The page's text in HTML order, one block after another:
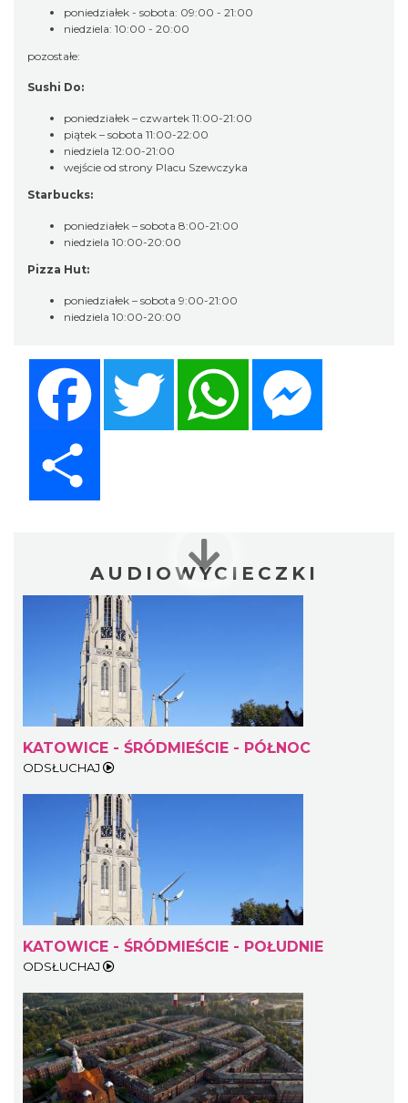
poniedziałek - sobota: 09:00 - 21:00
niedziela: 10:00 - 20:00
pozostałe:
Sushi Do:
poniedziałek – czwartek 11:00-21:00
piątek – sobota 11:00-22:00
niedziela 12:00-21:00
wejście od strony Placu Szewczyka
Starbucks:
poniedziałek – sobota 8:00-21:00
niedziela 10:00-20:00
Pizza Hut:
poniedziałek – sobota 9:00-21:00
niedziela 10:00-20:00
Twitter WhatsApp
AUDIOWYCIECZKI
KATOWICE - ŚRÓDMIEŚCIE - PÓŁNOC
ODSŁUCHAJ
KATOWICE - ŚRÓDMIEŚCIE - POŁUDNIE
ODSŁUCHAJ